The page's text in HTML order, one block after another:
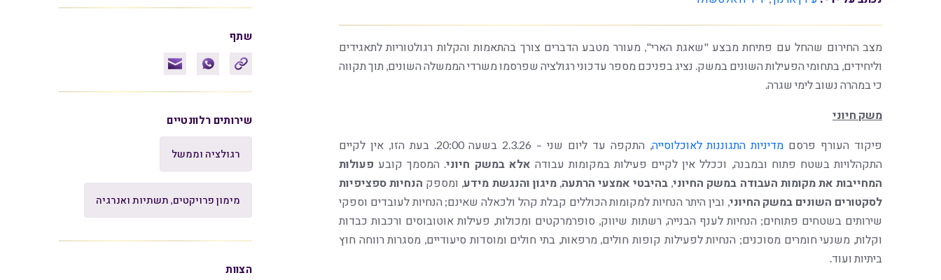
מצב החירום שהחל עם פתיחת מבצע "שאגת הארי", מעורר מטבע הדברים צורך בהתאמות והקלות רגולטוריות לתאגידים
וליחידים, בתחומי הפעילות השונים במשק. נציג בפניכם מספר עדכוני רגולציה שפרסמו משרדי הממשלה השונים, תוך תקווה
כי במהרה נשוב לימי שגרה.
משק חיוני
פיקוד העורף פרסם מדיניות התגוננות לאוכלוסייה
, התקפה עד ליום שני – 2.3.26 בשעה 20:00. בעת הזו, אין לקיים
התקהלויות בשטח פתוח ובמבנה, וככלל אין לקיים פעילות במקומות עבודה אלא במשק חיוני. המסמך קובע פעולות
המחייבות את מקומות העבודה במשק החיוני, בהיבטי אמצעי הרתעה מיגון והנגשת מידע, ומספק הנחיות ספציפיות
לסקטורים השונים במשק החיוני , ובין היתר הנחיות למקומות הכוללים קבלת קהל ולכאלה שאינם; הנחיות לעובדים וספקי
שירותים בשטחים פתוחים; הנחיות לענף הבנייה, רשתות שיווק, סופרמרקטים ומכולות, פעילות אוטובוסים ורכבות כבדות
וקלות, משנעי חומרים מסוכנים; הנחיות לפעילות קופות חולים, מרפאות, בתי חולים ומוסדות סיעודיים, מסגרות רווחה חוץ
ביתיות ועוד.
שתף
שירותים רלוונטיים
רגולציה וממשל
מימון פרויקטים, תשתיות ואנרגיה
הצוות